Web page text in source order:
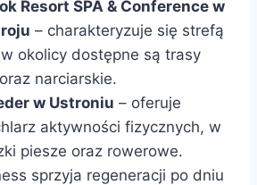
Resort SPA & Conference w
– charakteryzuje się strefą
okolicy dostępne są trasy
narciarskie.
w Ustroniu – oferuje
aktywności fizycznych, w
piesze oraz rowerowe.
sprzyja regeneracji po dniu